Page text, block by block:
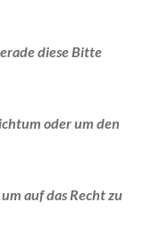
diese Bitte
oder um den
auf das Recht zu